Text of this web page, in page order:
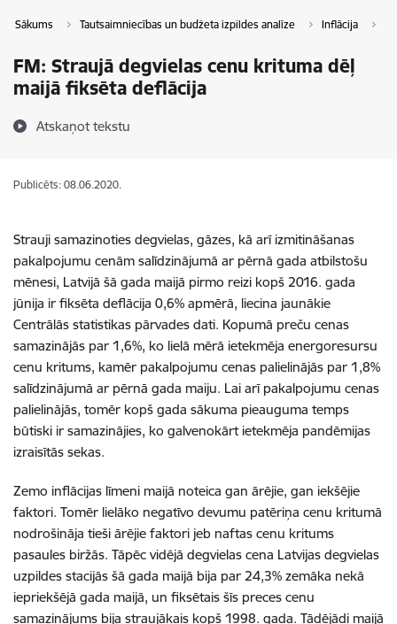
Sākums Tautsaimniecības un budžeta izpildes analīze Inflācija
FM: Straujā degvielas cenu krituma dēļ
maijā fiksēta deflācija
Atskaņot tekstu
Publicēts: 08.06.2020.
Strauji samazinoties degvielas, gāzes, kā arī izmitināšanas
pakalpojumu cenām salīdzinājumā ar pērnā gada atbilstošu
mēnesi, Latvijā šā gada maijā pirmo reizi kopš 2016. gada
jūnija ir fiksēta deflācija 0,6% apmērā, liecina jaunākie
Centrālās statistikas pārvades dati. Kopumā preču cenas
samazinājās par 1,6%, ko lielā mērā ietekmēja energoresursu
cenu kritums, kamēr pakalpojumu cenas palielinājās par 1,8%
salīdzinājumā ar pērnā gada maiju. Lai arī pakalpojumu cenas
palielinājās, tomēr kopš gada sākuma pieauguma temps
būtiski ir samazinājies, ko galvenokārt ietekmēja pandēmijas
izraisītās sekas.
Zemo inflācijas līmeni maijā noteica gan ārējie, gan iekšējie
faktori. Tomēr lielāko negatīvo devumu patēriņa cenu kritumā
nodrošināja tieši ārējie faktori jeb naftas cenu kritums
pasaules biržās. Tāpēc vidējā degvielas cena Latvijas degvielas
uzpildes stacijās šā gada maijā bija par 24,3% zemāka nekā
iepriekšējā gada maijā, un fiksētais šīs preces cenu
samazinājums bija straujākais kopš 1998. gada. Tādējādi maijā